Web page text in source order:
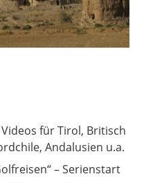
für Tirol, Britisch
Andalusien u.a.
– Serienstart